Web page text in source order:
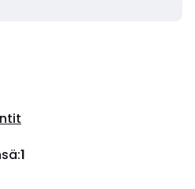
:1
vaihtoehdot
olevat vaihtoehdot
olevat vaihtoehdot